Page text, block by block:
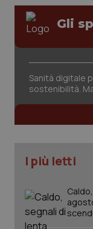
Gli
Sanità digitale
sostenibilità.
I più letti